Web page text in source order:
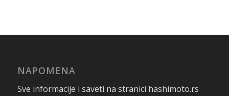
NAPOMENA
Sve informacije i saveti na stranici hashimoto.rs